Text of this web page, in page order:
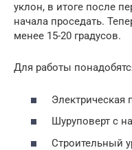
уклон, в итоге после
начала проседать.
менее 15-20 градусов.
Для работы
Электрическая
Шуруповерт с
Строительный